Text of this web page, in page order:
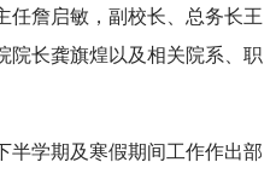
任詹启敏，副校长、总务长王
院长龚旗煌以及相关院系、职
半学期及寒假期间工作作出部